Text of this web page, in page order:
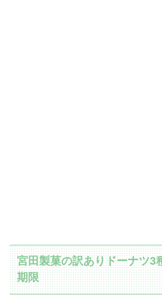
宮田製菓の訳ありドーナツ3
期限